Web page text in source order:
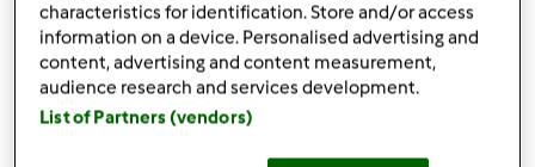
Ingredienti
Dose per 6 persone 600 gr. di mele golden o
renette 200 gr. zucchero 50 gr. nocciole - 1
characteristics for identification. Store and/or access
information on a device. Personalised advertising and
content, advertising and content measurement,
audience research and services development.
List of Partners (vendors)